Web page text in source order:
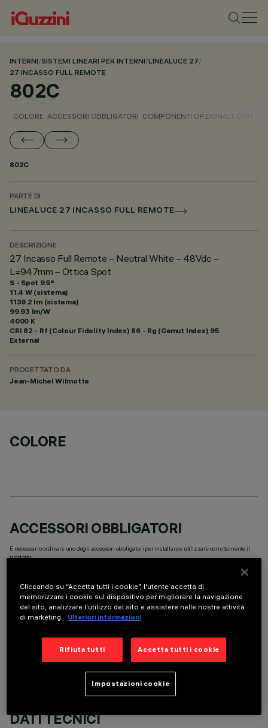
INTERNI/SISTEMI LINEARI PER INTERNI/LINEALUCE 27/
27 INCASSO FULL REMOTE
802C
COLORE ACCESSORI OBBLIGATORI COMPONENTI OPZIONALI
802C
PARTE DI
LINEALUCE 27 INCASSO FULL REMOTE
DESCRIZIONE
27 Incasso Full Remote – Neutral White – 48Vdc –
L=947mm – Ottica Spot
S - Spot 9.5°
11.4 W (sistema)
1139.2 lm (sistema)
99.93 lm/W
4000 K
CRI 82 - Rf (Colour Fidelity Index) 86 - Rg (Gamut Index) 95
External
PROGETTATO DA
Jean-Michel Wilmotte
COLORE
ACCESSORI OBBLIGATORI
È necessario ordinare uno degli accessori obbligatori per installare e utilizzare correttamente il
prodotto:
DATI TECNICI
Cliccando su “Accetta tutti i cookie”, l'utente accetta di
memorizzare i cookie sul dispositivo per migliorare la navigazione
del sito, analizzare l'utilizzo del sito e assistere nelle nostre attività
di marketing. Ulteriori informazioni
Rifiuta tutti Accetta tutti i cookie
Impostazioni cookie